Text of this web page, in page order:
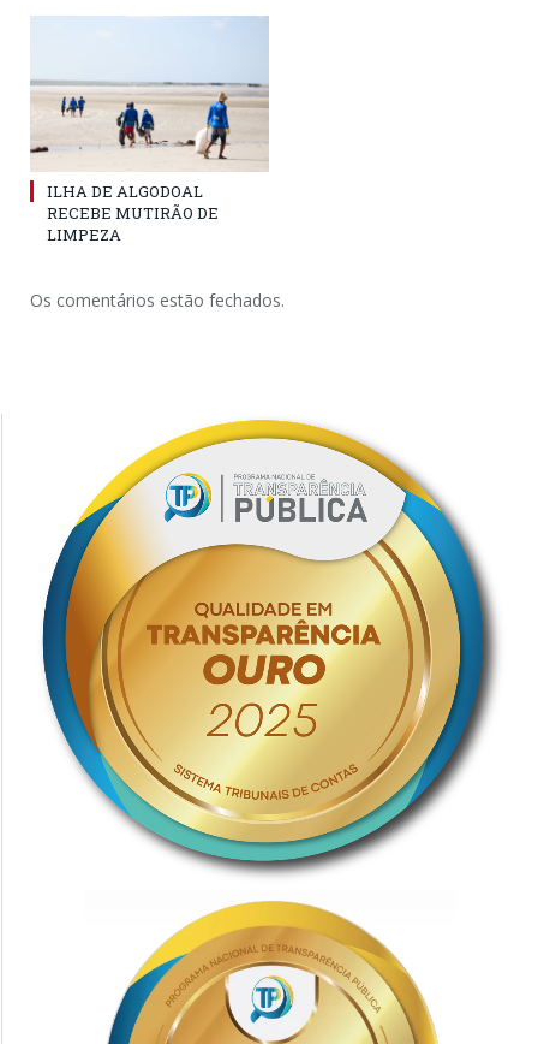
ILHA DE ALGODOAL
RECEBE MUTIRÃO DE
LIMPEZA
Os comentários estão fechados.